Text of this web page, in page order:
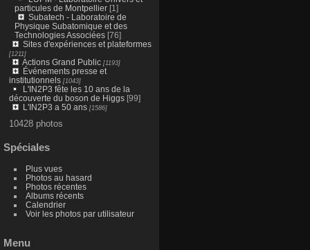
particules de Montpellier[1]
Subatech - Laboratoire de
Physique Subatomique et des
Technologies Associées[76]
Sites d'expériences et plateformes
[1211]
Actions Grand Public[1193]
Événements presse et
institutionnels[1043]
L'IN2P3 fête les 10 ans de la
découverte du boson de Higgs[99]
L'IN2P3 a 50 ans[1586]
10428 photos
Spéciales
Plus vues
Photos au hasard
Photos récentes
Albums récents
Calendrier
Voir les photos par utilisateur
Menu